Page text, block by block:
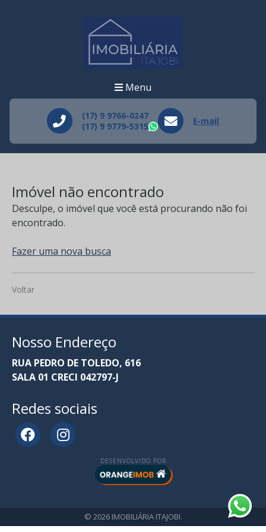
Menu
(17) 9 9766-0247
(17) 9 9779-5315
WhatsApp
E-mail
Imóvel não encontrado
Desculpe, o imóvel que você está procurando não foi
encontrado.
Fazer uma nova busca
Voltar
Nosso Endereço
RUA PEDRO DE TOLEDO, 616
SALA 01 CRECI 042797-J
Redes sociais
DESENVOLVIDO POR
© 2026 IMOBILIÁRIA ITAJOBI.